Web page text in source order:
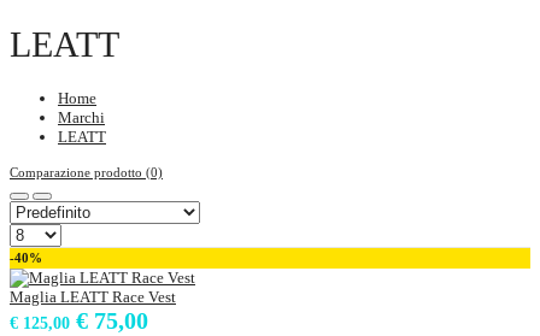
LEATT
Home
Marchi
LEATT
Comparazione prodotto (0)
-40%
Maglia LEATT Race Vest
€ 125,00 € 75,00